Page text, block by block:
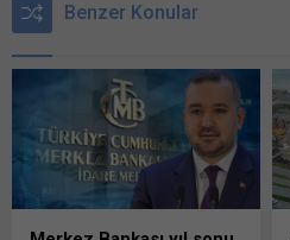
Benzer Konular